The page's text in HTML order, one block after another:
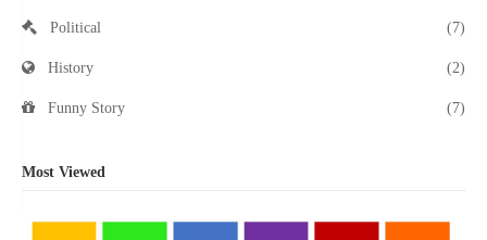
Political (7)
History (2)
Funny Story (7)
Most Viewed